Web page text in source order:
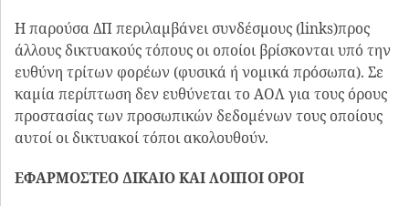
Η παρούσα ΔΠ περιλαμβάνει συνδέσμους (links)προς
άλλους δικτυακούς τόπους οι οποίοι βρίσκονται υπό την
ευθύνη τρίτων φορέων (φυσικά ή νομικά πρόσωπα). Σε
καμία περίπτωση δεν ευθύνεται το ΑΟΛ για τους όρους
προστασίας των προσωπικών δεδομένων τους οποίους
αυτοί οι δικτυακοί τόποι ακολουθούν.
ΕΦΑΡΜΟΣΤΕΟ ΔΙΚΑΙΟ ΚΑΙ ΛΟΙΠΟΙ ΟΡΟΙ